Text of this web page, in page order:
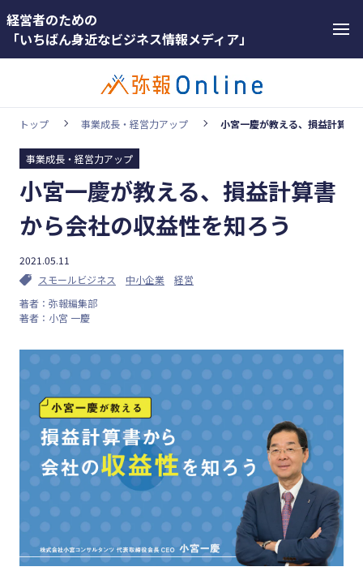
経営者のための
「いちばん身近なビジネス情報メディア」
カテゴリー
顧客獲得・売上アップ
人材（採用・育成・定着）
事業成長・経営力アップ
経営ノウハウ＆トレンド
弥生の製品・サービス
業務効率化
キーワード
#インボイス
#インボイス制度
#電子帳簿保存法
#集客
#資金調達
ホットワー
#インボ
イス
#インボ
イス制度
簿保存法
#集客
#資金調
#DX
#生産性
向上
#採用
トップ 事業成長・経営力アップ 小宮一慶が教える、損益計算書
事業成長・経営力アップ
小宮一慶が教える、損益計算書
から会社の収益性を知ろう
2021.05.11
スモールビジネス
中小企業
経営
著者：弥報編集部
著者：小宮 一慶